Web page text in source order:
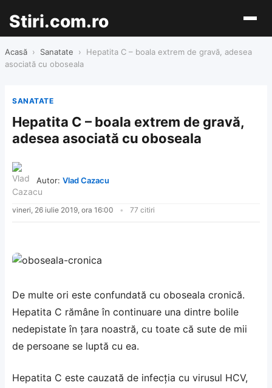
Stiri.com.ro
Acasă › Sanatate ›
Hepatita C – boala extrem de gravă, adesea
asociată cu oboseala
SANATATE
Hepatita C – boala extrem de gravă,
adesea asociată cu oboseala
Autor: Vlad Cazacu
vineri, 26 iulie 2019, ora 16:00 77 citiri
De multe ori este confundată cu oboseala cronică.
Hepatita C rămâne în continuare una dintre bolile
nedepistate în țara noastră, cu toate că sute de mii
de persoane se luptă cu ea.
Hepatita C este cauzată de infecția cu virusul HCV,